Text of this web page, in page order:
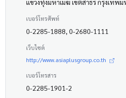
แขวงทุ่งมหาเมฆ เขตสาธร กรุงเทพ
เบอร์โทรศัพท์
0-2285-1888, 0-2680-1111
เว็บไซต์
http://www.asiaplusgroup.co.th
เบอร์โทรสาร
0-2285-1901-2